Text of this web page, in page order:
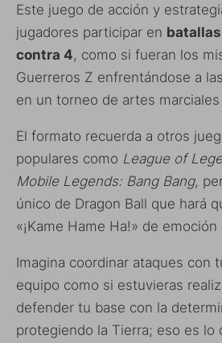
Este juego de acción y
jugadores participar en
contra 4, como si fueran los
Guerreros Z enfrentándose a
en un torneo de artes marciales
El formato recuerda a otros
populares como League of
Mobile Legends: Bang Bang,
único de Dragon Ball que hará
«¡Kame Hame Ha!» de
Imagina coordinar ataques con
equipo como si estuvieras
defender tu base con la
protegiendo la Tierra; eso es lo